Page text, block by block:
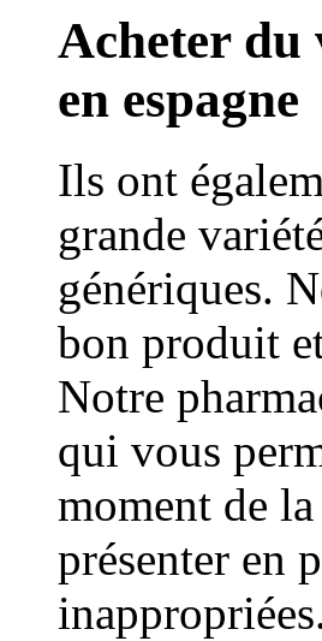
Acheter du
en espagne
Ils ont
grande
génériques.
bon produit
Notre
qui vous
moment de
présenter en